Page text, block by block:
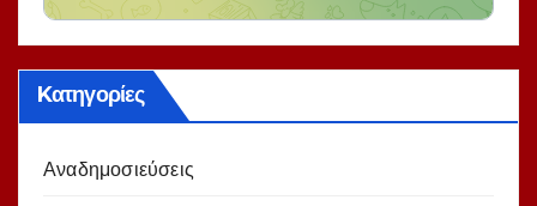
Kατηγορίες
Αναδημοσιεύσεις